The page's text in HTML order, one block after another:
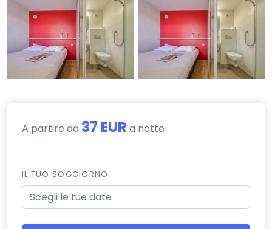
A partire da 37 EUR a notte
IL TUO SOGGIORNO